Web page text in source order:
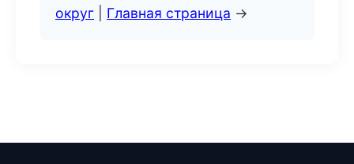
округ
Главная страница →